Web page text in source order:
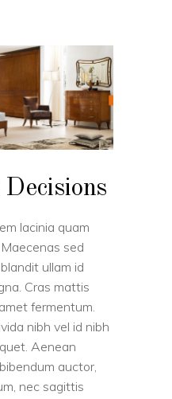
lacinia quam
sed
ullam id
Cras mattis
fermentum.
nibh vel id nibh
Aenean
auctor,
nec sagittis